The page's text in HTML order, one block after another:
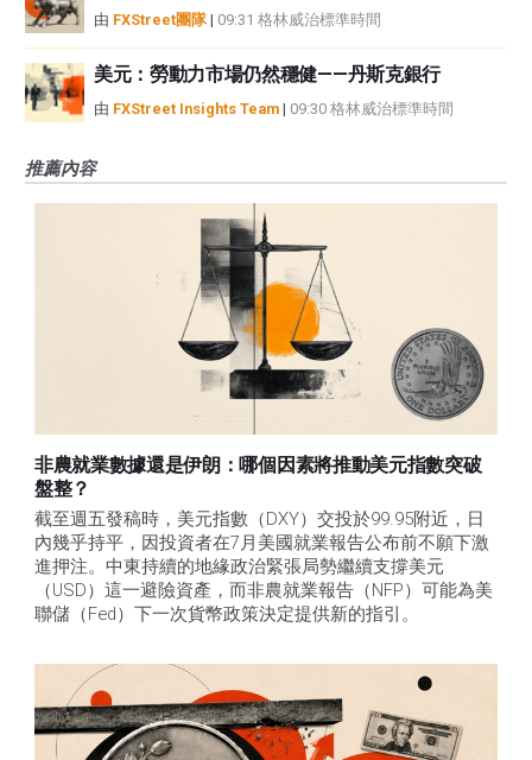
由 FXStreet團隊| 09:31 格林威治標準時間
美元：勞動力市場仍然穩健——丹斯克銀行
由 FXStreet Insights Team | 09:30 格林威治標準時間
推薦內容
非農就業數據還是伊朗：哪個因素將推動美元指數突破
盤整？
截至週五發稿時，美元指數（DXY）交投於99.95附近，日
內幾乎持平，因投資者在7月美國就業報告公布前不願下激
進押注。中東持續的地緣政治緊張局勢繼續支撐美元
（USD）這一避險資產，而非農就業報告（NFP）可能為美
聯儲（Fed）下一次貨幣政策決定提供新的指引。